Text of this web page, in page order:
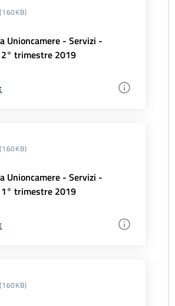
(160KB)
Unioncamere - Servizi -
2° trimestre 2019
(160KB)
Unioncamere - Servizi -
1° trimestre 2019
(160KB)